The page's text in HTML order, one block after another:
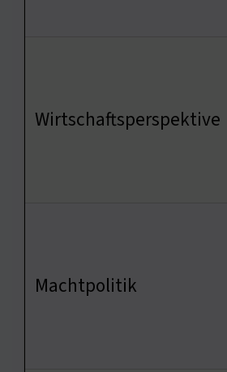
Wirtschaftsperspektive
Machtpolitik